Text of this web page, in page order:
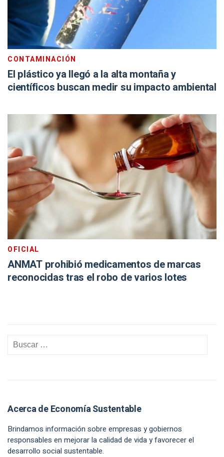
CONTAMINACIÓN
El plástico ya llegó a la alta montaña y
científicos buscan medir su impacto ambiental
OFICIAL
ANMAT prohibió medicamentos de marcas
reconocidas tras el robo de varios lotes
Acerca de Economía Sustentable
Brindamos información sobre empresas y gobiernos
responsables en mejorar la calidad de vida y favorecer el
desarrollo social sustentable.